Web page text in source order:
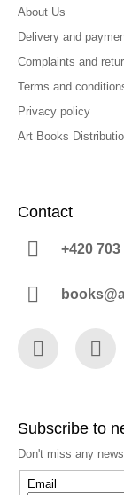
About Us
Delivery and
Complaints and
Terms and
Privacy policy
Art Books
Contact
+420
Subscribe to
Don't miss any
Email